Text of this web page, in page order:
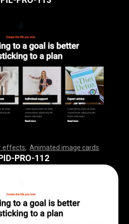
effects ,Animated image cards
,,,,,,,,, ,,,,,,,,,,,,,,,,,,,,,,,,,
,,,,,,,,, ,,,,,,,,,,,,,,,,,,,,,,,,,
,,,,,,,,, ,,,,,,,,,,,,,,,,,,,,,,,
PRO-112